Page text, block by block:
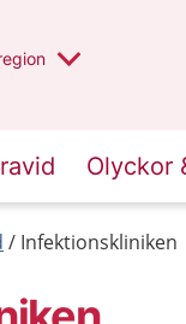
Olyckor
Infektionskliniken